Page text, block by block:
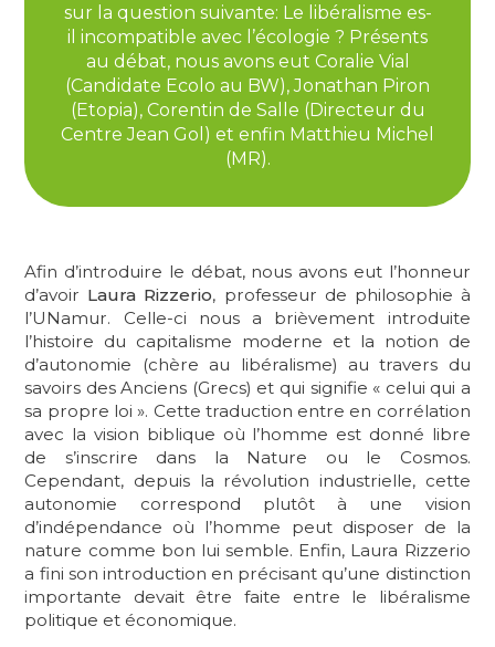
sur la question suivante: Le libéralisme es-
il incompatible avec l’écologie ? Présents
au débat, nous avons eut Coralie Vial
(Candidate Ecolo au BW), Jonathan Piron
(Etopia), Corentin de Salle (Directeur du
Centre Jean Gol) et enfin Matthieu Michel
(MR).
Afin d’introduire le débat, nous avons eut l’honneur
d’avoir Laura Rizzerio, professeur de philosophie à
l’UNamur. Celle-ci nous a brièvement introduite
l’histoire du capitalisme moderne et la notion de
d’autonomie (chère au libéralisme) au travers du
savoirs des Anciens (Grecs) et qui signifie « celui qui a
sa propre loi ». Cette traduction entre en corrélation
avec la vision biblique où l’homme est donné libre
de s’inscrire dans la Nature ou le Cosmos.
Cependant, depuis la révolution industrielle, cette
autonomie correspond plutôt à une vision
d’indépendance où l’homme peut disposer de la
nature comme bon lui semble. Enfin, Laura Rizzerio
a fini son introduction en précisant qu’une distinction
importante devait être faite entre le libéralisme
politique et économique.